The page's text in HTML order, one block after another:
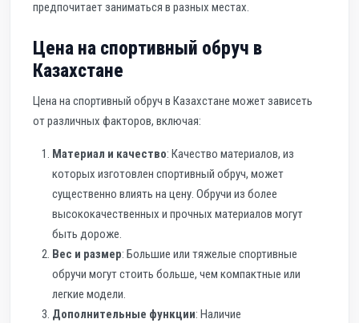
предпочитает заниматься в разных местах.
Цена на спортивный обруч в
Казахстане
Цена на спортивный обруч в Казахстане может зависеть
от различных факторов, включая:
Материал и качество: Качество материалов, из
которых изготовлен спортивный обруч, может
существенно влиять на цену. Обручи из более
высококачественных и прочных материалов могут
быть дороже.
Вес и размер: Большие или тяжелые спортивные
обручи могут стоить больше, чем компактные или
легкие модели.
Дополнительные функции: Наличие